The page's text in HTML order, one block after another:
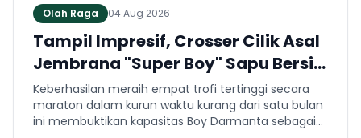
Olah Raga 04 Aug 2026
Tampil Impresif, Crosser Cilik Asal
Jembrana "Super Boy" Sapu Bersih
4 Gelar Juara Motocross 50cc di
Jawa
Keberhasilan meraih empat trofi tertinggi secara
maraton dalam kurun waktu kurang dari satu bulan
ini membuktikan kapasitas Boy Darmanta sebagai